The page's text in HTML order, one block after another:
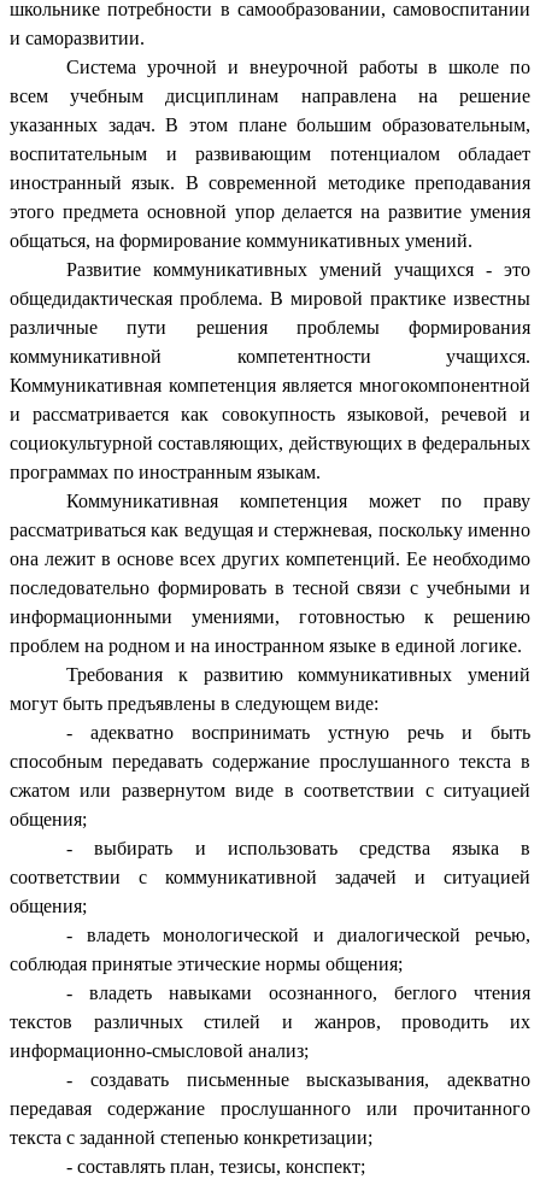
школьнике потребности в самообразовании, самовоспитании
и саморазвитии.
Система урочной и внеурочной работы в школе по
всем учебным дисциплинам направлена на решение
указанных задач. В этом плане большим образовательным,
воспитательным и развивающим потенциалом обладает
иностранный язык. В современной методике преподавания
этого предмета основной упор делается на развитие умения
общаться, на формирование коммуникативных умений.
Развитие коммуникативных умений учащихся - это
общедидактическая проблема. В мировой практике известны
различные пути решения проблемы формирования
коммуникативной компетентности учащихся.
Коммуникативная компетенция является многокомпонентной
и рассматривается как совокупность языковой, речевой и
социокультурной составляющих, действующих в федеральных
программах по иностранным языкам.
Коммуникативная компетенция может по праву
рассматриваться как ведущая и стержневая, поскольку именно
она лежит в основе всех других компетенций. Ее необходимо
последовательно формировать в тесной связи с учебными и
информационными умениями, готовностью к решению
проблем на родном и на иностранном языке в единой логике.
Требования к развитию коммуникативных умений
могут быть предъявлены в следующем виде:
- адекватно воспринимать устную речь и быть
способным передавать содержание прослушанного текста в
сжатом или развернутом виде в соответствии с ситуацией
общения;
- выбирать и использовать средства языка в
соответствии с коммуникативной задачей и ситуацией
общения;
- владеть монологической и диалогической речью,
соблюдая принятые этические нормы общения;
- владеть навыками осознанного, беглого чтения
текстов различных стилей и жанров, проводить их
информационно-смысловой анализ;
- создавать письменные высказывания, адекватно
передавая содержание прослушанного или прочитанного
текста с заданной степенью конкретизации;
- составлять план, тезисы, конспект;